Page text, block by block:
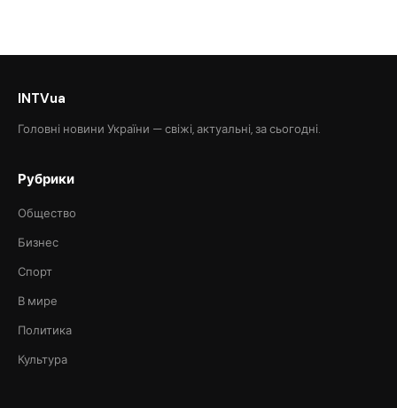
INTVua
Головні новини України — свіжі, актуальні, за сьогодні.
Рубрики
Общество
Бизнес
Спорт
В мире
Политика
Культура